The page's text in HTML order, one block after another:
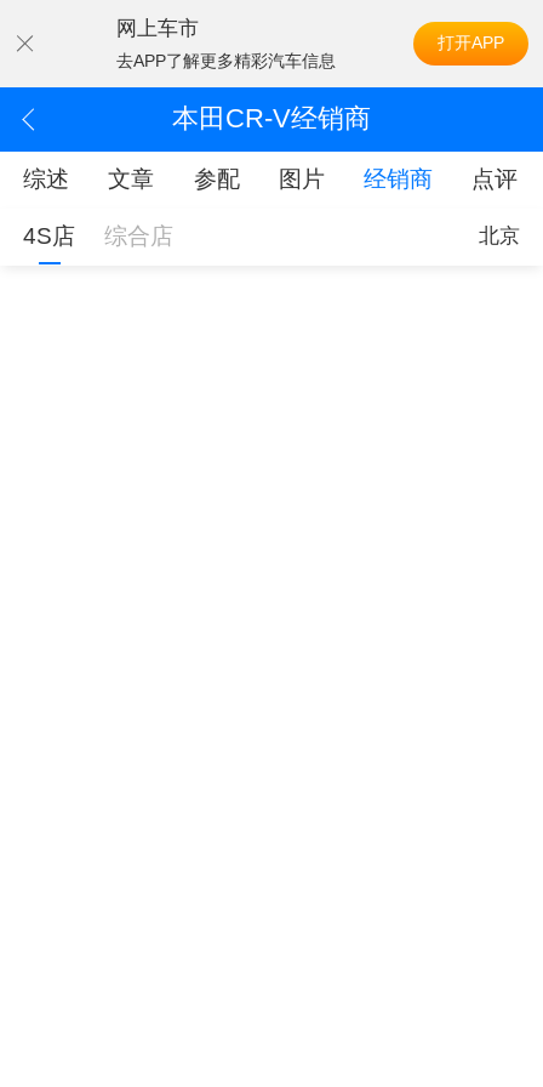
网上车市
去APP了解更多精彩汽车信息
打开APP
本田CR-V经销商
综述 文章 参配 图片 经销商 点评
4S店 综合店 北京